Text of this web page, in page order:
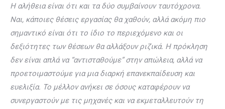
Η αλήθεια είναι ότι και τα δύο συμβαίνουν ταυτόχρονα.
Ναι, κάποιες θέσεις εργασίας θα χαθούν, αλλά ακόμη πιο
σημαντικό είναι ότι το ίδιο το περιεχόμενο και οι
δεξιότητες των θέσεων θα αλλάξουν ριζικά. Η πρόκληση
δεν είναι απλά να “αντισταθούμε” στην απώλεια, αλλά να
προετοιμαστούμε για μια διαρκή επανεκπαίδευση και
ευελιξία. Το μέλλον ανήκει σε όσους καταφέρουν να
συνεργαστούν με τις μηχανές και να εκμεταλλευτούν τη